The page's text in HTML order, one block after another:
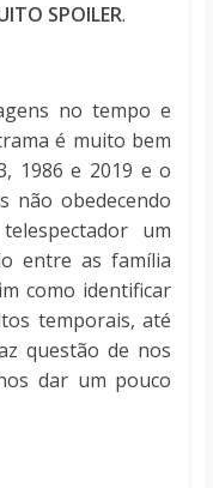
SPOILER.
no tempo e
é muito bem
1986 e 2019 e o
não obedecendo
um
entre as família
como identificar
temporais, até
questão de nos
dar um pouco